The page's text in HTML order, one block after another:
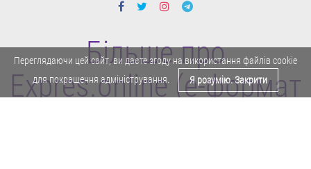
Більше про
Expres.online (e-формат
Переглядаючи цей сайт, ви даєте згоду на використання файлів cookie
для покращення адміністрування.
Я розумію. Закрити